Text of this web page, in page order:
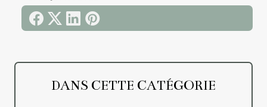
DANS CETTE CATÉGORIE